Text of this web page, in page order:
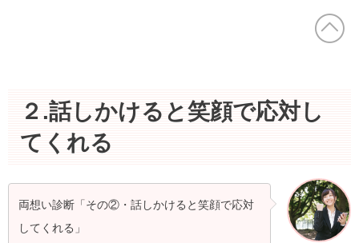
２.話しかけると笑顔で応対し
てくれる
両想い診断「その②・話しかけると笑顔で応対
してくれる」